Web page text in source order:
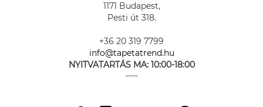
1171 Budapest,
Pesti út 318.
+36 20 319 7799
info@tapetatrend.hu
NYITVATARTÁS MA: 10:00-18:00